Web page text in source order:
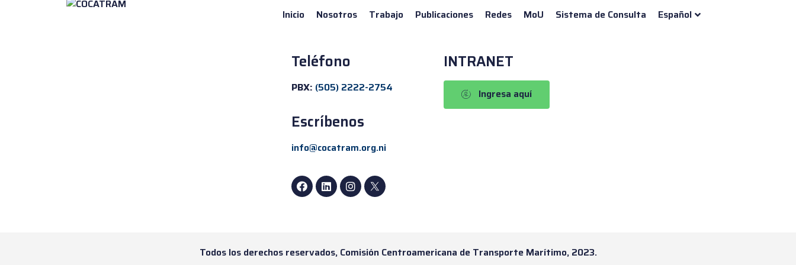
Inicio Nosotros Trabajo Publicaciones Redes MoU Sistema de Consulta Español
Teléfono
PBX: (505) 2222-2754
Escríbenos
info@cocatram.org.ni
INTRANET
Ingresa aquí
Todos los derechos reservados, Comisión Centroamericana de Transporte Marítimo, 2023.